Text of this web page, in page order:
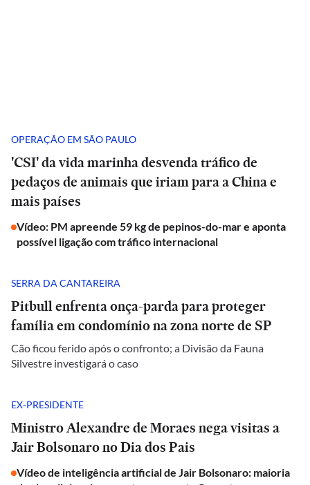
OPERAÇÃO EM SÃO PAULO
'CSI' da vida marinha desvenda tráfico de
pedaços de animais que iriam para a China e
mais países
Vídeo: PM apreende 59 kg de pepinos-do-mar e aponta
possível ligação com tráfico internacional
SERRA DA CANTAREIRA
Pitbull enfrenta onça-parda para proteger
família em condomínio na zona norte de SP
Cão ficou ferido após o confronto; a Divisão da Fauna
Silvestre investigará o caso
EX-PRESIDENTE
Ministro Alexandre de Moraes nega visitas a
Jair Bolsonaro no Dia dos Pais
Vídeo de inteligência artificial de Jair Bolsonaro: maioria